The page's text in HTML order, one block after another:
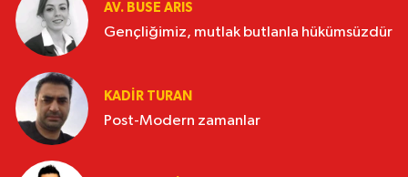
AV. BUSE ARIS
Gençliğimiz, mutlak butlanla hükümsüzdür
KADIR TURAN
Post-Modern zamanlar